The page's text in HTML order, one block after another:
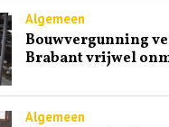
Algemeen
Bouwvergunning
Brabant vrijwel
Algemeen